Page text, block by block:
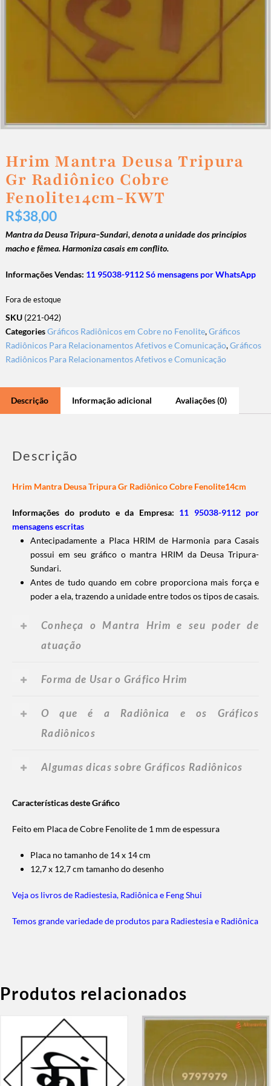
Hrim Mantra Deusa Tripura
Gr Radiônico Cobre
Fenolite14cm-KWT
R$38,00
Mantra da Deusa Tripura–Sundari, denota a unidade dos princípios
macho e fêmea.Harmoniza casais em conflito.
Informações Vendas: 11 95038-9112 Só mensagens por WhatsApp
Fora de estoque
SKU (221-042)
CategoriesGráficos Radiônicos em Cobre no Fenolite,Gráficos
Radiônicos Para Relacionamentos Afetivos e Comunicação,Gráficos
Radiônicos Para Relacionamentos Afetivos e Comunicação
Descrição Informação adicional Avaliações (0)
Descrição
Hrim Mantra Deusa Tripura Gr Radiônico Cobre Fenolite14cm
Informações do produto e da Empresa: 11 95038-9112 por
mensagens escritas
Antecipadamente a Placa HRIM de Harmonia para Casais
possui em seu gráfico o mantra HRIM da Deusa Tripura-
Sundari.
Antes de tudo quando em cobre proporciona mais força e
poder a ela, trazendo a unidade entre todos os tipos de casais.
Conheça o Mantra Hrim e seu poder de
atuação
Forma de Usar o Gráfico Hrim
O que é a Radiônica e os Gráficos
Radiônicos
Algumas dicas sobre Gráficos Radiônicos
Características deste Gráfico
Feito em Placa de Cobre Fenolite de 1 mm de espessura
Placa no tamanho de 14 x 14 cm
12,7 x 12,7 cm tamanho do desenho
Veja os livros de Radiestesia, Radiônica e Feng Shui
Temos grande variedade de produtos para Radiestesia e Radiônica
Produtos relacionados